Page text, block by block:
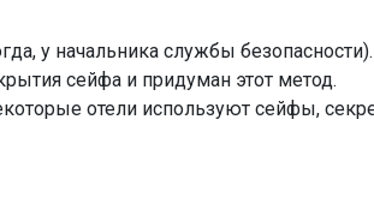
у начальника службы
сейфа и придуман этот метод.
отели используют сейфы,